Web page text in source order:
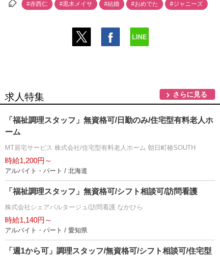
#赤西仁 #黒木メイサ #結婚 #おめでた #ジャニーズ
求人特集 さらに見る
「福祉調理スタッフ」無資格可/日勤のみ/住宅型有料老人ホ
ーム
MT居宅サービス 株式会社/住宅型有料老人ホーム 朝日町椿SOUTH
時給1,200円～
アルバイト・パート / 北海道
「福祉調理スタッフ」無資格可/シフト相談可/訪問看護
株式会社シェアパルタージュ/訪問看護 なかひら
時給1,140円～
アルバイト・パート / 愛知県
「週1から可」調理スタッフ/無資格可/シフト相談可/住宅型